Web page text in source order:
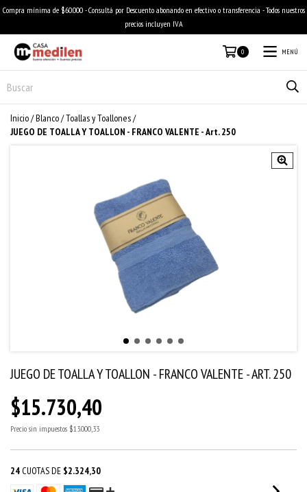
Compra mínima de $60.000 - Consultá por Descuento abonando en efectivo o transferencia - Todos nuestros
precios incluyen IVA
0 MENÚ
Inicio/Blanco/Toallas y Toallones/
JUEGO DE TOALLA Y TOALLON - FRANCO VALENTE - Art. 250
JUEGO DE TOALLA Y TOALLON - FRANCO VALENTE - ART. 250
$15.730,40
Precio sin impuestos $13.000,33
24 CUOTAS DE $2.324,30